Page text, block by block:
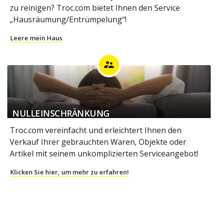
zu reinigen? Troc.com bietet Ihnen den Service
„Hausräumung/Entrümpelung“!
Leere mein Haus
supervisor_account
NULLEINSCHRÄNKUNG
Troc.com vereinfacht und erleichtert Ihnen den
Verkauf Ihrer gebrauchten Waren, Objekte oder
Artikel mit seinem unkomplizierten Serviceangebot!
Klicken Sie hier, um mehr zu erfahren!